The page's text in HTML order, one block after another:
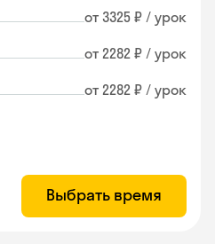
от 3325 ₽ / урок
от 2282 ₽ / урок
от 2282 ₽ / урок
Выбрать время